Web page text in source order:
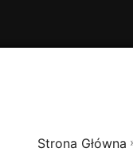
Strona Główna